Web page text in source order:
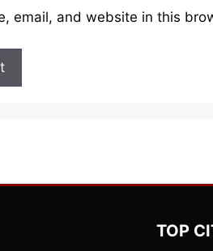
email, and website in this
TOP